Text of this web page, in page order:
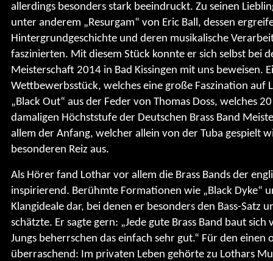
allerdings besonders stark beeindruckt. Zu seinen
unter anderem „Resurgam“ von Eric Ball, dessen
Hintergrundgeschichte und deren musikalische
faszinierten. Mit diesem Stück konnte er sich selbst bei
Meisterschaft 2014 in Bad Kissingen mit uns beweisen.
Wettbewerbsstück, welches eine große Faszination auf
„Black Out“ aus der Feder von Thomas Doss, welches
damaligen Höchststufe der Deutschen Brass Band
allem der Anfang, welcher allein von der Tuba gespielt
besonderen Reiz aus.
Als Hörer fand Lothar vor allem die Brass Bands der
inspirierend. Berühmte Formationen wie „Black Dyke“
Klangideale dar, bei denen er besonders den Bass-Satz
schätzte. Er sagte gern: „Jede gute Brass Band baut
Jungs beherrschen das einfach sehr gut.“ Für den einen
überraschend: Im privaten Leben gehörte zu Lothars